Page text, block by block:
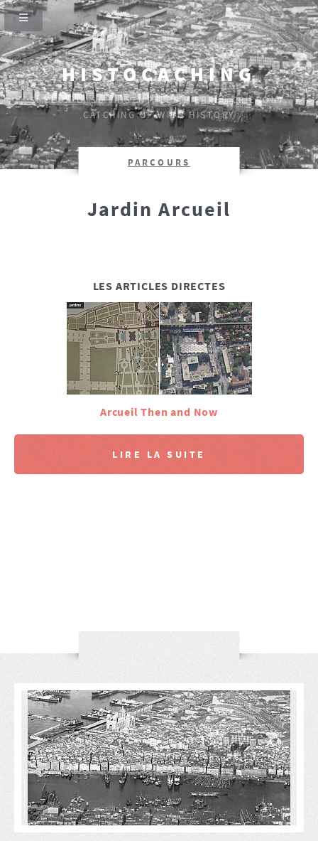
HISTOCACHING
SI CEUX-CI SE TAISENT, LES PIERRES CRIERONT.
CATCHING UP WITH HISTORY
PARCOURS
Jardin Arcueil
LES ARTICLES DIRECTES
Arcueil Then and Now
LIRE LA SUITE